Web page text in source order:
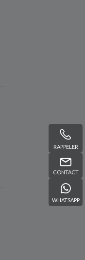
RAPPELER
CONTACT
WHATSAPP